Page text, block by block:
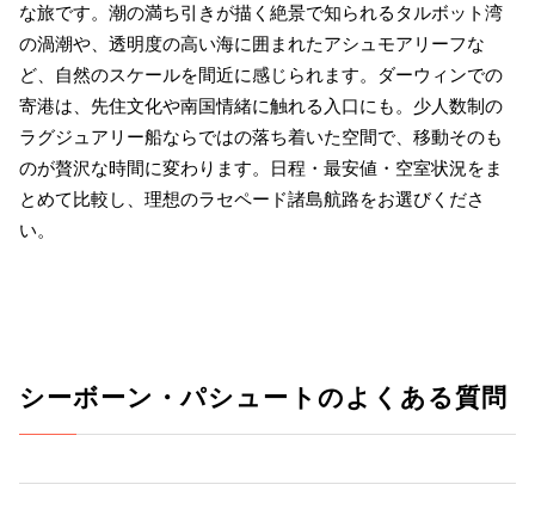
な旅です。潮の満ち引きが描く絶景で知られるタルボット湾
の渦潮や、透明度の高い海に囲まれたアシュモアリーフな
ど、自然のスケールを間近に感じられます。ダーウィンでの
寄港は、先住文化や南国情緒に触れる入口にも。少人数制の
ラグジュアリー船ならではの落ち着いた空間で、移動そのも
のが贅沢な時間に変わります。日程・最安値・空室状況をま
とめて比較し、理想のラセペード諸島航路をお選びくださ
い。
シーボーン・パシュートのよくある質問